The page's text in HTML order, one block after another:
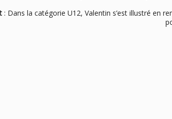
: Dans la catégorie U12, Valentin s’est illustré en